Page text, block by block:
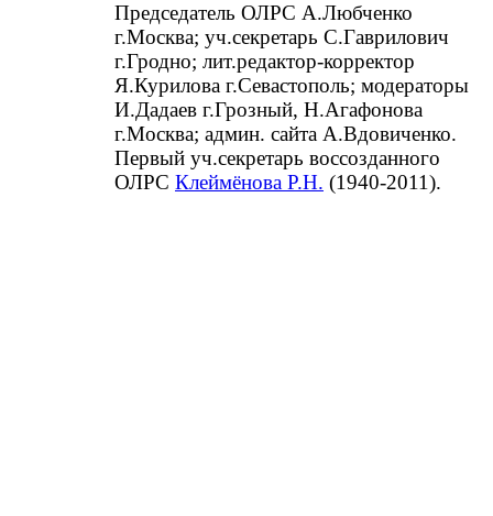
Председатель ОЛРС А.Любченко
г.Москва; уч.секретарь С.Гаврилович
г.Гродно; лит.редактор-корректор
Я.Курилова г.Севастополь; модераторы
И.Дадаев г.Грозный, Н.Агафонова
г.Москва; админ. сайта А.Вдовиченко.
Первый уч.секретарь воссозданного
ОЛРС Клеймёнова Р.Н. (1940-2011).